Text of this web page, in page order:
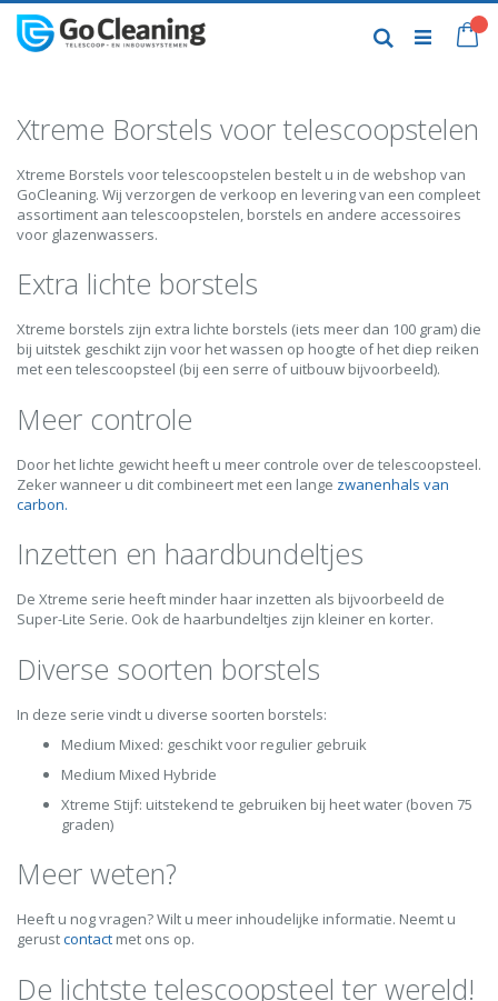
Skip
to
Content
Search
Xtreme Borstels voor telescoopstelen
Xtreme Borstels voor telescoopstelen bestelt u in de webshop van
GoCleaning. Wij verzorgen de verkoop en levering van een compleet
assortiment aan telescoopstelen, borstels en andere accessoires
voor glazenwassers.
Extra lichte borstels
Xtreme borstels zijn extra lichte borstels (iets meer dan 100 gram) die
bij uitstek geschikt zijn voor het wassen op hoogte of het diep reiken
met een telescoopsteel (bij een serre of uitbouw bijvoorbeeld).
Meer controle
Door het lichte gewicht heeft u meer controle over de telescoopsteel.
Zeker wanneer u dit combineert met een lange zwanenhals van
carbon.
Inzetten en haardbundeltjes
De Xtreme serie heeft minder haar inzetten als bijvoorbeeld de
Super-Lite Serie. Ook de haarbundeltjes zijn kleiner en korter.
Diverse soorten borstels
In deze serie vindt u diverse soorten borstels:
Medium Mixed: geschikt voor regulier gebruik
Medium Mixed Hybride
Xtreme Stijf: uitstekend te gebruiken bij heet water (boven 75
graden)
Meer weten?
Heeft u nog vragen? Wilt u meer inhoudelijke informatie. Neemt u
gerustcontact met ons op.
De lichtste telescoopsteel ter wereld!